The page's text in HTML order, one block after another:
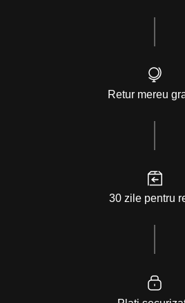
Retur mereu
30 zile pentru